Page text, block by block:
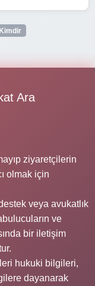
Ara
ziyaretçilerin
olmak için
veya avukatlık
ve
bir iletişim
hukuki bilgileri,
dayanarak